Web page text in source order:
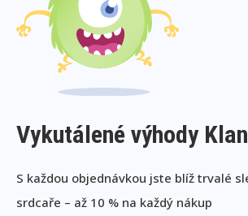
Vykutálené výhody
S každou objednávkou jste blíž trvalé
srdcaře – až 10 % na každý nákup